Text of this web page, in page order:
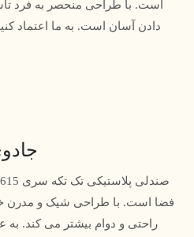
است. با طراحی منحصر به فرد
دادن آسان است. به ما اعتماد
فضا است. با طراحی شیک و مدرن
راحتی و دوام بیشتر می کند. به